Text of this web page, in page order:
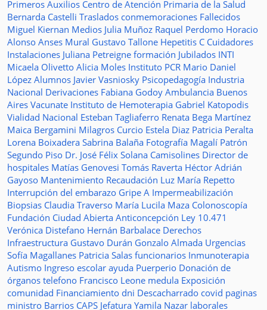
Primeros Auxilios Centro de Atención Primaria de la Salud
Bernarda Castelli Traslados conmemoraciones Fallecidos
Miguel Kiernan Medios Julia Muñoz Raquel Perdomo Horacio
Alonso Anses Mural Gustavo Tallone Hepetitis C Cuidadores
Instalaciones Juliana Petreigne formación Jubilados INTI
Micaela Olivetto Alicia Moles Instituto PCR Mario Daniel
López Alumnos Javier Vasniosky Psicopedagogía Industria
Nacional Derivaciones Fabiana Godoy Ambulancia Buenos
Aires Vacunate Instituto de Hemoterapia Gabriel Katopodis
Vialidad Nacional Esteban Tagliaferro Renata Bega Martínez
Maica Bergamini Milagros Curcio Estela Diaz Patricia Peralta
Lorena Boixadera Sabrina Balaña Fotografía Magalí Patrón
Segundo Piso Dr. José Félix Solana Camisolines Director de
hospitales Matías Genovesi Tomás Raverta Héctor Adrián
Gayoso Mantenimiento Recaudación Luz María Repetto
Interrupción del embarazo Gripe A Impermeabilización
Biopsias Claudia Traverso María Lucila Maza Colonoscopía
Fundación Ciudad Abierta Anticoncepción Ley 10.471
Verónica Distefano Hernán Barbalace Derechos
Infraestructura Gustavo Durán Gonzalo Almada Urgencias
Sofía Magallanes Patricia Salas funcionarios Inmunoterapia
Autismo Ingreso escolar ayuda Puerperio Donación de
órganos telefono Francisco Leone medula Exposición
comunidad Financiamiento dni Descacharrado covid paginas
ministro Barrios CAPS Jefatura Yamila Nazar laborales